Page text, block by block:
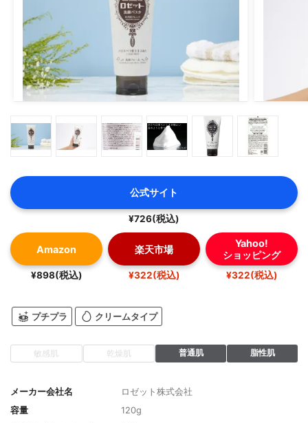
公式サイト
¥726(税込)
Amazon
¥898(税込)
楽天市場
¥322(税込)
Yahoo!
ショッピング
¥322(税込)
プチプラ クリームタイプ
敏感肌 乾燥肌 普通肌 脂性肌
メーカー会社名
ロゼット株式会社
容量
120g